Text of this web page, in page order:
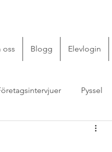
oss Blogg Elevlogin
Pyssel